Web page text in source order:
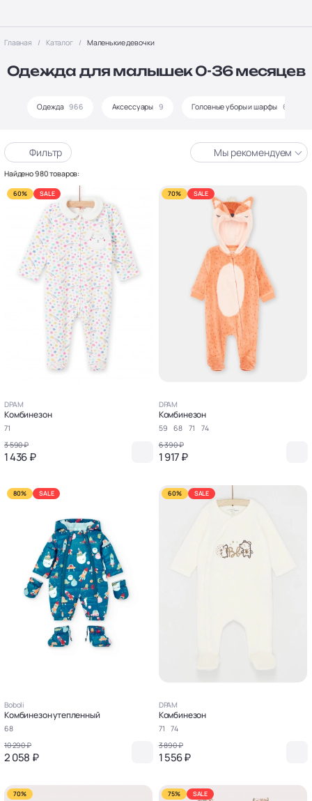
Главная Каталог Маленькие девочки
Одежда для малышек 0-36 месяцев
Одежда 966 Аксессуары 9 Головные уборы и шарфы 64
Фильтр Мы рекомендуем
Найдено 980 товаров:
60% SALE
DPAM
Комбинезон
71
3 590 ₽
1 436 ₽
70% SALE
DPAM
Комбинезон
59 68 71
74
6 390 ₽
1 917 ₽
80% SALE
Boboli
Комбинезон утепленный
68
10 290 ₽
2 058 ₽
60% SALE
DPAM
Комбинезон
71
74
3 890 ₽
1 556 ₽
70% 75% SALE